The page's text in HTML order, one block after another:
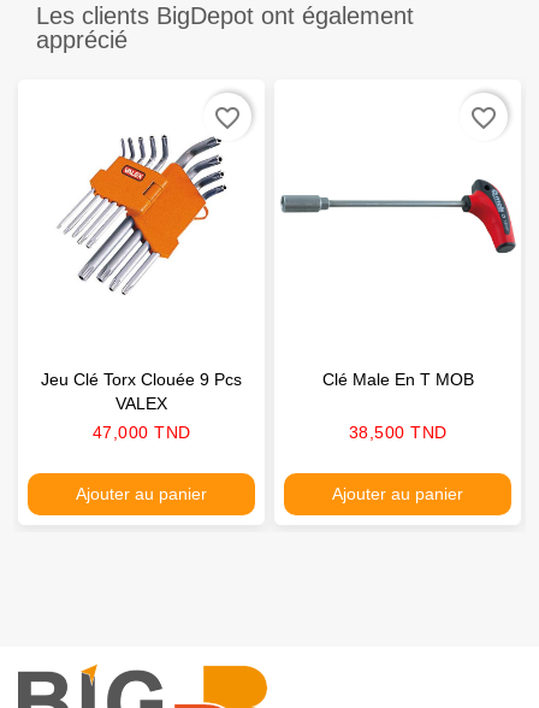
Les clients BigDepot ont également
apprécié
Jeu Clé Torx Clouée 9 Pcs
VALEX
Prix
47,000 TND
Ajouter au panier
favorite_border
Clé Male En T MOB
Prix
38,500 TND
Ajouter au panier
favorite_border